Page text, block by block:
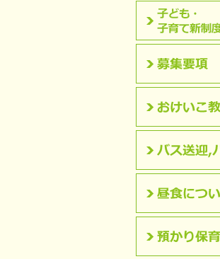
認定こども園について
募集要項
おけいこ教室
バス送迎,バスルート
昼食について